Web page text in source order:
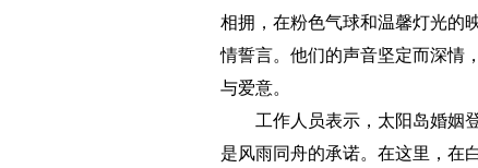
相拥，在粉色气球和温馨灯光的
情誓言。他们的声音坚定而深情
与爱意。
工作人员表示，太阳岛婚姻
是风雨同舟的承诺。在这里，在